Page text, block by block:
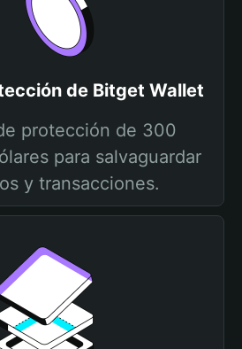
de Bitget Wallet
protección de 300
para salvaguardar
y transacciones.